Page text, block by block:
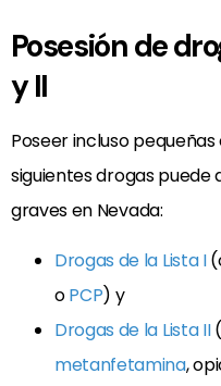
Posesión de
y II
Poseer incluso
siguientes drogas
graves en Nevada:
Drogas de la Lista I
oPCP) y
Drogas de la Lista II
metanfetamina,